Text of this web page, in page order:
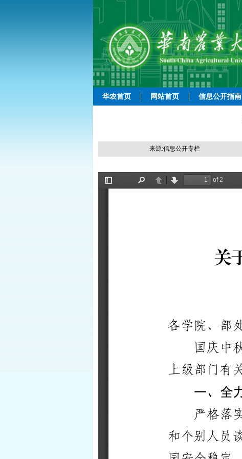
华农首页 网站首页 信息公开指南
来源:信息公开专栏